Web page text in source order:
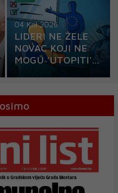
04 Kol 2026
LIDERI NE ŽELE
NOVAC KOJI NE
MOGU 'UTOPITI'
da ne nahranite bh
zvijeri?